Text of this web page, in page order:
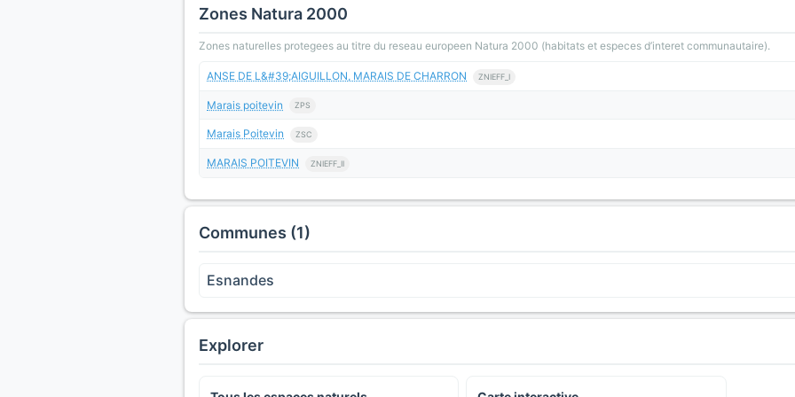
Zones Natura 2000
Zones naturelles protegees au titre du reseau europeen Natura 2000 (habitats et especes d’interet communautaire).
ANSE DE L&#39;AIGUILLON, MARAIS DE CHARRON ZNIEFF_I
Marais poitevin ZPS
Marais Poitevin ZSC
MARAIS POITEVIN ZNIEFF_II
Communes (1)
Esnandes
Explorer